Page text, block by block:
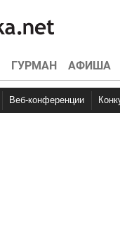
ГУРМАН АФИША
Веб-конференции